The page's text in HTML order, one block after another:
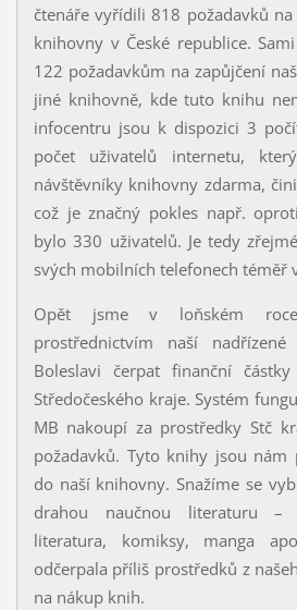
čtenáře vyřídili 818 požadavků
knihovny v České republice.
122 požadavkům na zapůjčení
jiné knihovně, kde tuto knihu
infocentru jsou k dispozici 3
počet uživatelů internetu,
návštěvníky knihovny zdarma,
což je značný pokles např.
bylo 330 uživatelů. Je tedy
svých mobilních telefonech téměř
Opět jsme v loňském
prostřednictvím naší
Boleslavi čerpat finanční
Středočeského kraje. Systém
MB nakoupí za prostředky Stč
požadavků. Tyto knihy jsou nám
do naší knihovny. Snažíme se
drahou naučnou literaturu –
literatura, komiksy, manga
odčerpala příliš prostředků z
na nákup knih.